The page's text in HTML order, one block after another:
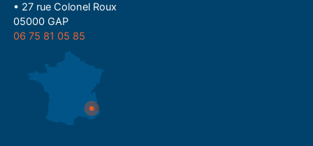
• 27 rue Colonel Roux
05000 GAP
06 75 81 05 85